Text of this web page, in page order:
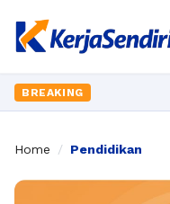
BREAKING
Home / Pendidikan